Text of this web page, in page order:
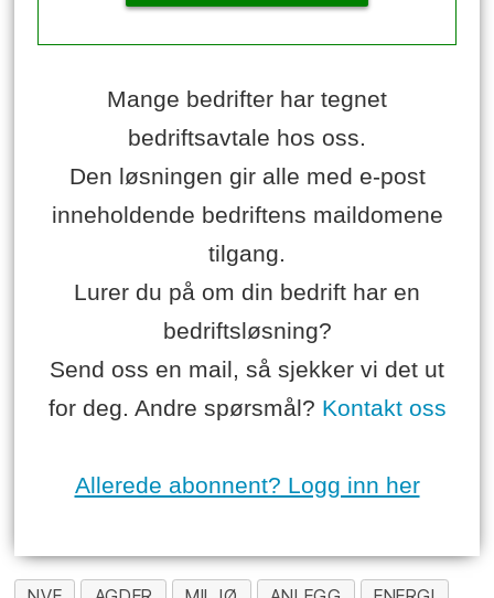
Mange bedrifter har tegnet
bedriftsavtale hos oss.
Den løsningen gir alle med e-post
inneholdende bedriftens maildomene
tilgang.
Lurer du på om din bedrift har en
bedriftsløsning?
Send oss en mail, så sjekker vi det ut
for deg. Andre spørsmål? Kontakt oss
Allerede abonnent? Logg inn her